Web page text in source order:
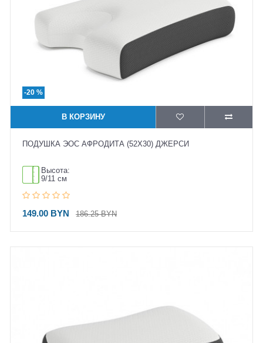
-20 %
В КОРЗИНУ
ПОДУШКА ЭОС АФРОДИТА (52X30) ДЖЕРСИ
Высота:
9/11 см
149.00 BYN 186.25 BYN